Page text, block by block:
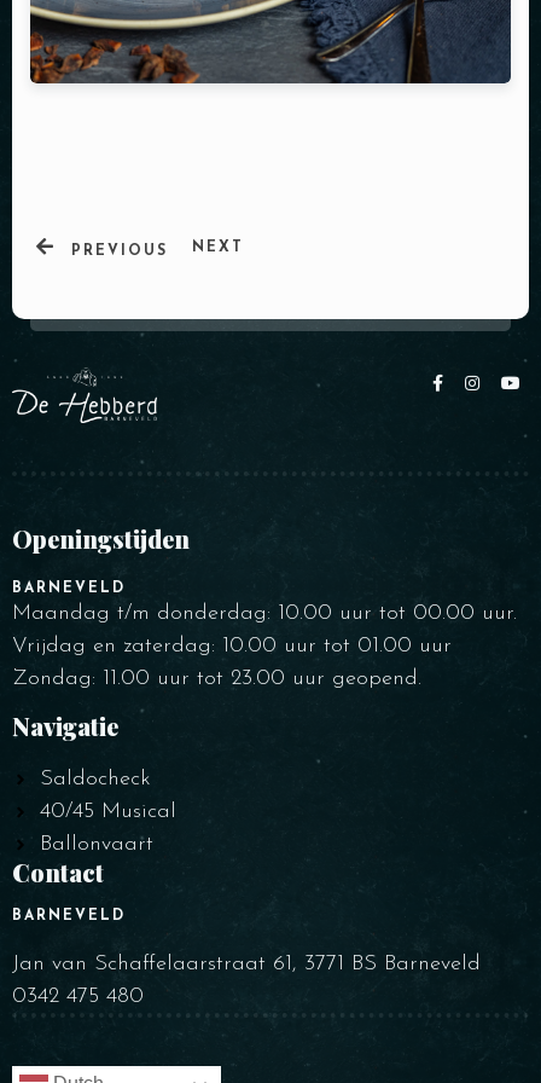
SALDOCHECK
PREVIOUS NEXT
Openingstijden
BARNEVELD
Maandag t/m donderdag: 10.00 uur tot 00.00 uur.
Vrijdag en zaterdag: 10.00 uur tot 01.00 uur
Zondag: 11.00 uur tot 23.00 uur geopend.
Navigatie
Saldocheck
40/45 Musical
Ballonvaart
Contact
BARNEVELD
Jan van Schaffelaarstraat 61, 3771 BS Barneveld
0342 475 480
Tafel reserveren
Personen